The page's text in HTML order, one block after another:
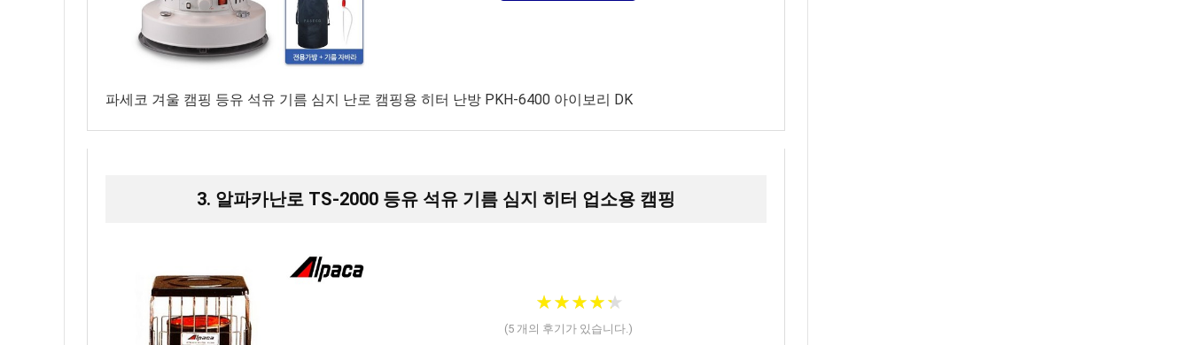
파세코 겨울 캠핑 등유 석유 기름 심지 난로 캠핑용 히터 난방 PKH-6400 아이보리 DK
3. 알파카난로 TS-2000 등유 석유 기름 심지 히터 업소용 캠핑
★★★★★
★★★★★
(5개의 후기가 있습니다.)